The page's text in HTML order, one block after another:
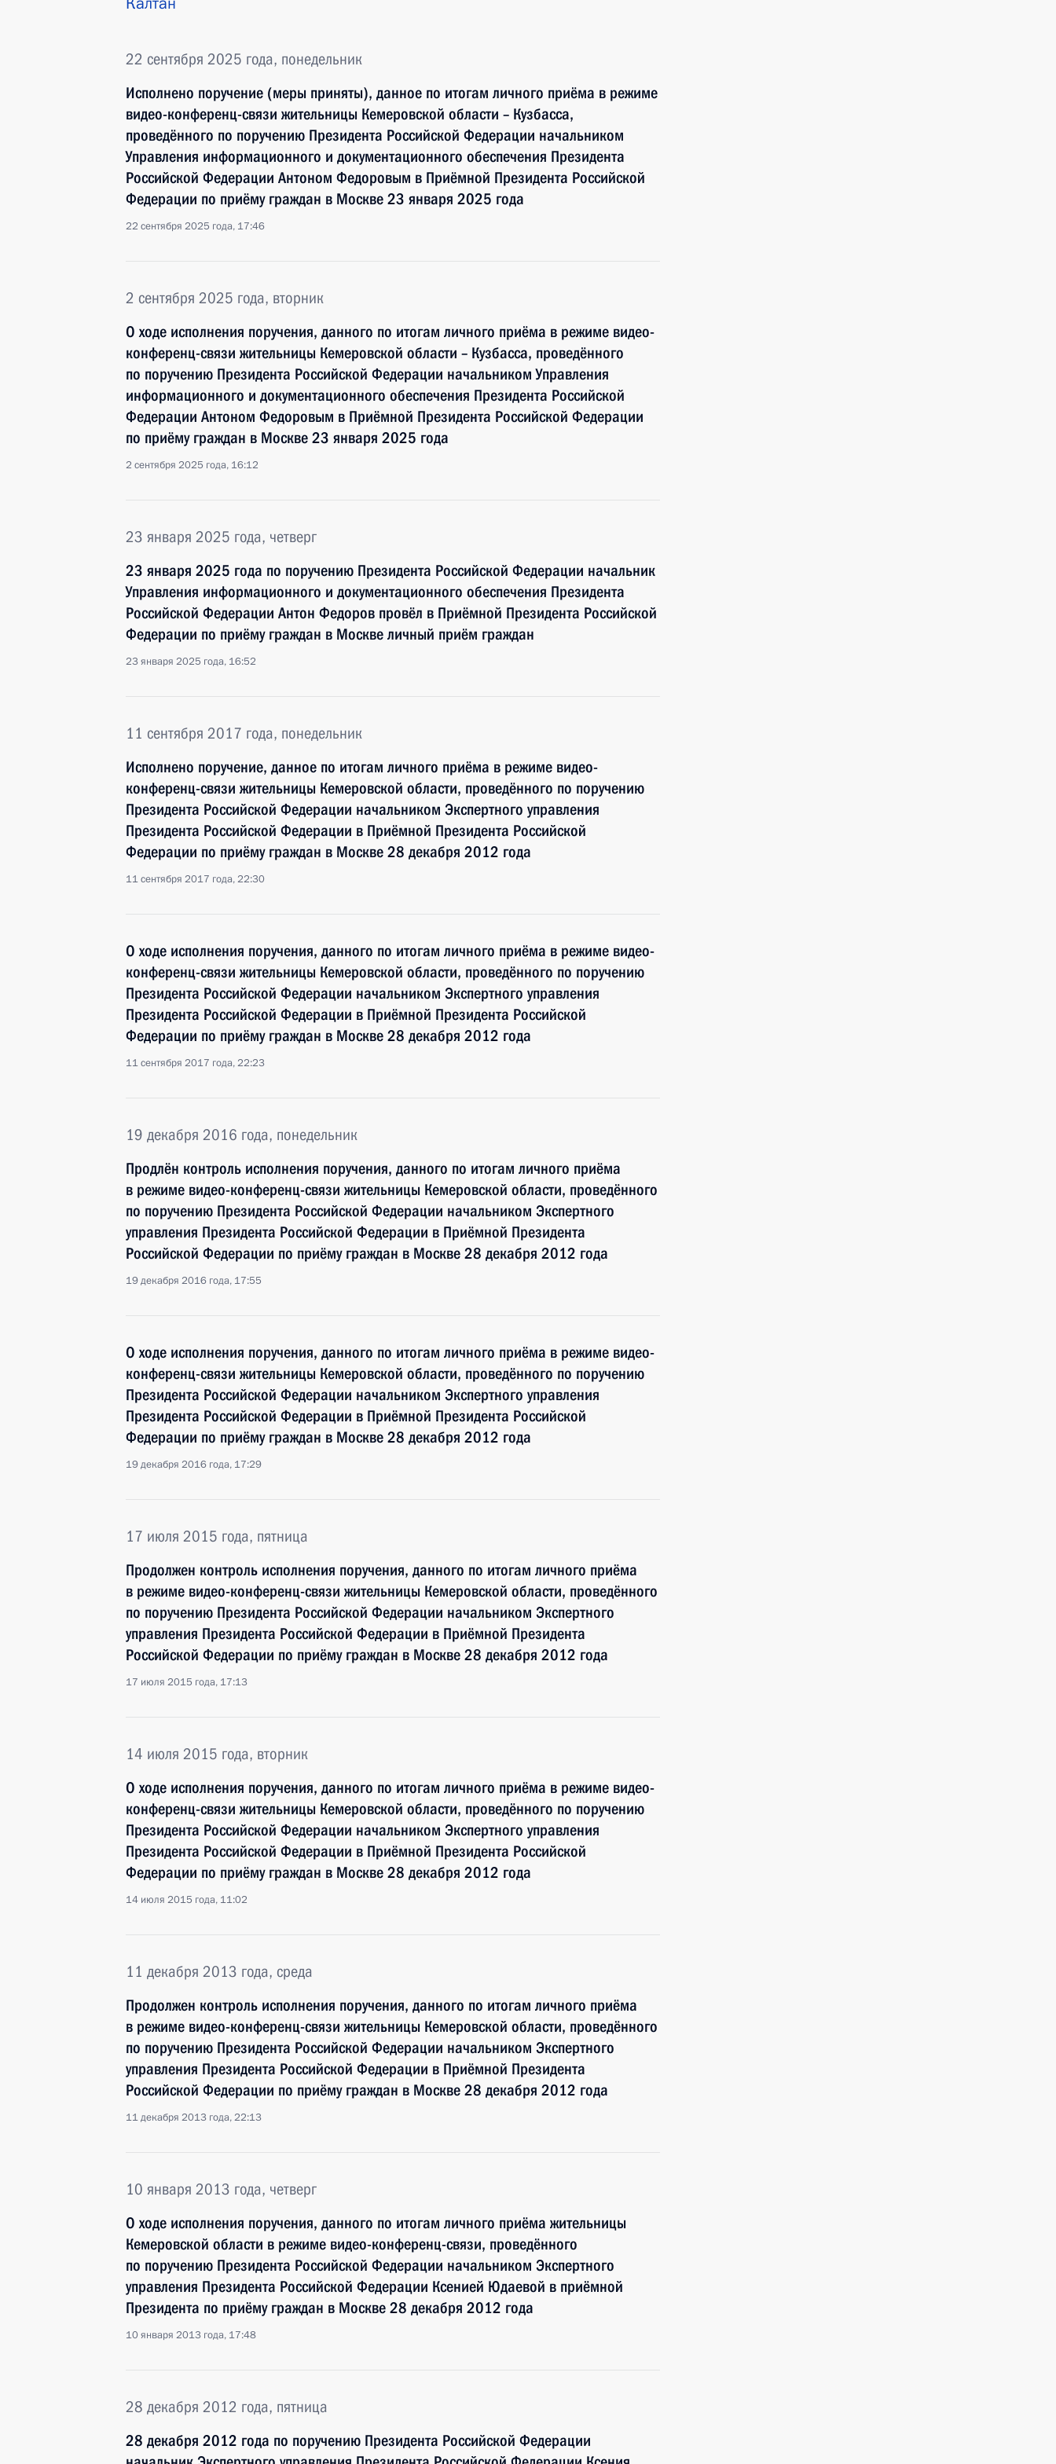
22 сентября 2025 года, понедельник
Исполнено поручение (меры приняты), данное по итогам личного приёма в режиме
видео-конференц-связи жительницы Кемеровской области – Кузбасса,
проведённого по поручению Президента Российской Федерации начальником
Управления информационного и документационного обеспечения Президента
Российской Федерации Антоном Федоровым в Приёмной Президента Российской
Федерации по приёму граждан в Москве 23 января 2025 года
22 сентября 2025 года, 17:46
2 сентября 2025 года, вторник
О ходе исполнения поручения, данного по итогам личного приёма в режиме видео-
конференц-связи жительницы Кемеровской области – Кузбасса, проведённого
по поручению Президента Российской Федерации начальником Управления
информационного и документационного обеспечения Президента Российской
Федерации Антоном Федоровым в Приёмной Президента Российской Федерации
по приёму граждан в Москве 23 января 2025 года
2 сентября 2025 года, 16:12
23 января 2025 года, четверг
23 января 2025 года по поручению Президента Российской Федерации начальник
Управления информационного и документационного обеспечения Президента
Российской Федерации Антон Федоров провёл в Приёмной Президента Российской
Федерации по приёму граждан в Москве личный приём граждан
23 января 2025 года, 16:52
11 сентября 2017 года, понедельник
Исполнено поручение, данное по итогам личного приёма в режиме видео-
конференц-связи жительницы Кемеровской области, проведённого по поручению
Президента Российской Федерации начальником Экспертного управления
Президента Российской Федерации в Приёмной Президента Российской
Федерации по приёму граждан в Москве 28 декабря 2012 года
11 сентября 2017 года, 22:30
О ходе исполнения поручения, данного по итогам личного приёма в режиме видео-
конференц-связи жительницы Кемеровской области, проведённого по поручению
Президента Российской Федерации начальником Экспертного управления
Президента Российской Федерации в Приёмной Президента Российской
Федерации по приёму граждан в Москве 28 декабря 2012 года
11 сентября 2017 года, 22:23
19 декабря 2016 года, понедельник
Продлён контроль исполнения поручения, данного по итогам личного приёма
в режиме видео-конференц-связи жительницы Кемеровской области, проведённого
по поручению Президента Российской Федерации начальником Экспертного
управления Президента Российской Федерации в Приёмной Президента
Российской Федерации по приёму граждан в Москве 28 декабря 2012 года
19 декабря 2016 года, 17:55
О ходе исполнения поручения, данного по итогам личного приёма в режиме видео-
конференц-связи жительницы Кемеровской области, проведённого по поручению
Президента Российской Федерации начальником Экспертного управления
Президента Российской Федерации в Приёмной Президента Российской
Федерации по приёму граждан в Москве 28 декабря 2012 года
19 декабря 2016 года, 17:29
17 июля 2015 года, пятница
Продолжен контроль исполнения поручения, данного по итогам личного приёма
в режиме видео-конференц-связи жительницы Кемеровской области, проведённого
по поручению Президента Российской Федерации начальником Экспертного
управления Президента Российской Федерации в Приёмной Президента
Российской Федерации по приёму граждан в Москве 28 декабря 2012 года
17 июля 2015 года, 17:13
14 июля 2015 года, вторник
О ходе исполнения поручения, данного по итогам личного приёма в режиме видео-
конференц-связи жительницы Кемеровской области, проведённого по поручению
Президента Российской Федерации начальником Экспертного управления
Президента Российской Федерации в Приёмной Президента Российской
Федерации по приёму граждан в Москве 28 декабря 2012 года
14 июля 2015 года, 11:02
11 декабря 2013 года, среда
Продолжен контроль исполнения поручения, данного по итогам личного приёма
в режиме видео-конференц-связи жительницы Кемеровской области, проведённого
по поручению Президента Российской Федерации начальником Экспертного
управления Президента Российской Федерации в Приёмной Президента
Российской Федерации по приёму граждан в Москве 28 декабря 2012 года
11 декабря 2013 года, 22:13
10 января 2013 года, четверг
О ходе исполнения поручения, данного по итогам личного приёма жительницы
Кемеровской области в режиме видео-конференц-связи, проведённого
по поручению Президента Российской Федерации начальником Экспертного
управления Президента Российской Федерации Ксенией Юдаевой в приёмной
Президента по приёму граждан в Москве 28 декабря 2012 года
10 января 2013 года, 17:48
28 декабря 2012 года, пятница
28 декабря 2012 года по поручению Президента Российской Федерации